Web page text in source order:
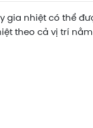
gia nhiệt có thể
theo cả vị trí